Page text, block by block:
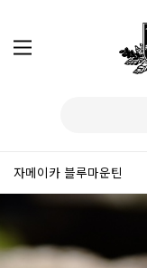
자메이카 블루마운틴